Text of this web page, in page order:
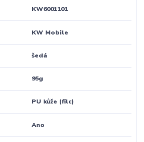
KW6001101
KW Mobile
šedá
95g
PU kůže (filc)
Ano